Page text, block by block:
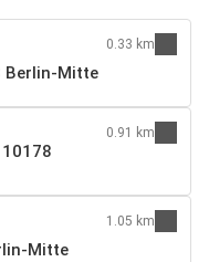
Berlin-Mitte
0.33 km
0.91 km
Mitte
1.05 km